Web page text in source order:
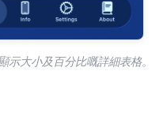
示大小及百分比嘅詳細表格。